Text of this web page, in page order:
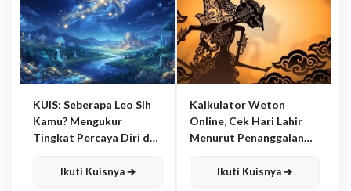
KUIS: Seberapa Leo Sih
Kamu? Mengukur
Tingkat Percaya Diri dan
Ikuti Kuisnya ➔
Kalkulator Weton
Online, Cek Hari Lahir
Menurut Penanggalan
Ikuti Kuisnya ➔